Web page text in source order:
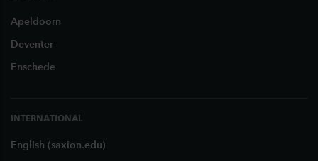
Apeldoorn
Deventer
Enschede
INTERNATIONAL
English (saxion.edu)